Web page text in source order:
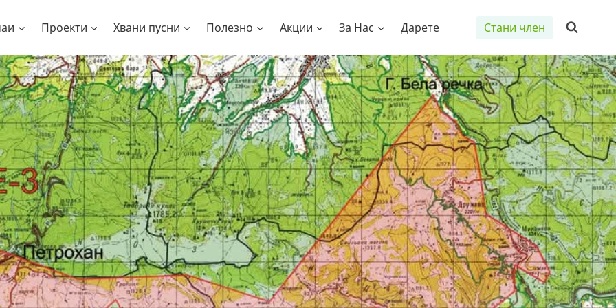
Проекти Хвани пусни Полезно Акции За Нас Дарете Стани член